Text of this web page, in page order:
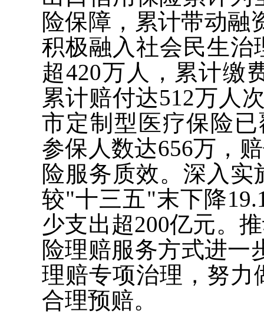
险保障，累计带动融
积极融入社会民生治
超420万人，累计缴
累计赔付达512万人
市定制型医疗保险
参保人数达656万，
险服务质效。深入
较"十三五"末下降
少支出超200亿元。
险理赔服务方式进一
理赔专项治理，努力
合理预赔。